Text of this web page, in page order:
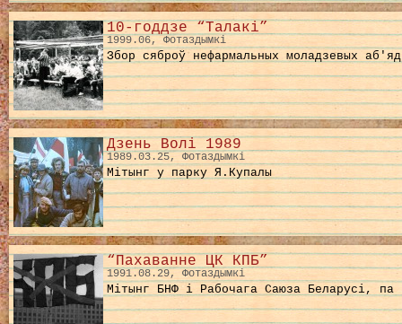
10-годдзе “Талакі”
1999.06, Фотаздымкі
Збор сяброў нефармальных моладзевых
Дзень Волі 1989
1989.03.25, Фотаздымкі
Мітынг у парку Я.Купалы
“Пахаванне ЦК КПБ”
1991.08.29, Фотаздымкі
Мітынг БНФ і Рабочага Саюза Беларусі, па